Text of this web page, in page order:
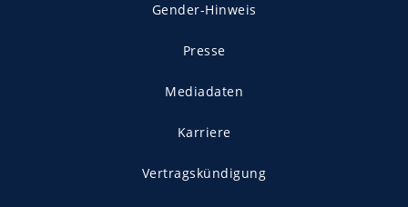
Gender-Hinweis
Presse
Mediadaten
Karriere
Vertragskündigung